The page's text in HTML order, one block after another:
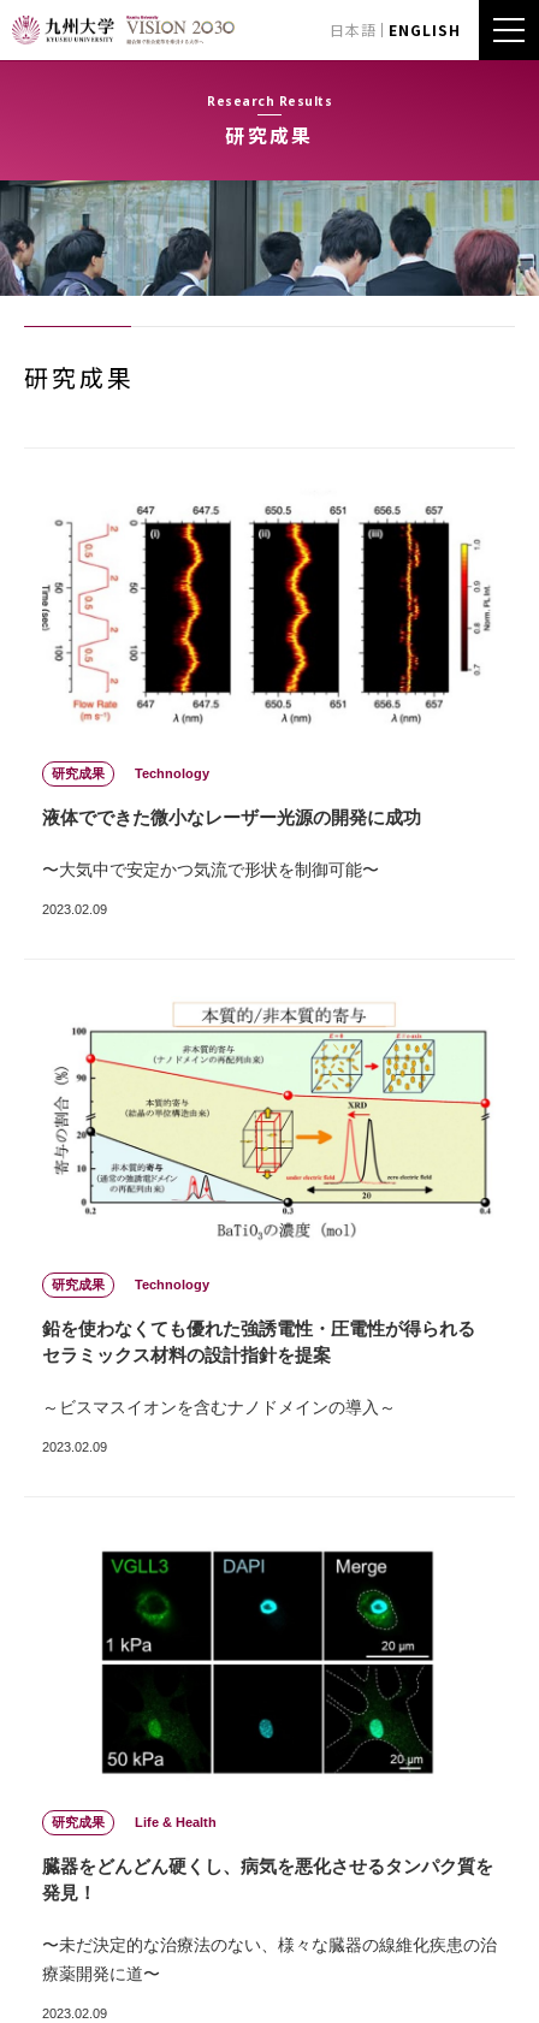
日本語 ENGLISH
Research Results
研究成果
研究成果
研究成果 Technology
液体でできた微小なレーザー光源の開発に成功
〜大気中で安定かつ気流で形状を制御可能〜
2023.02.09
研究成果 Technology
鉛を使わなくても優れた強誘電性・圧電性が得られる
セラミックス材料の設計指針を提案
～ビスマスイオンを含むナノドメインの導入～
2023.02.09
研究成果 Life & Health
臓器をどんどん硬くし、病気を悪化させるタンパク質を
発⾒！
〜未だ決定的な治療法のない、様々な臓器の線維化疾患の治
療薬開発に道〜
2023.02.09